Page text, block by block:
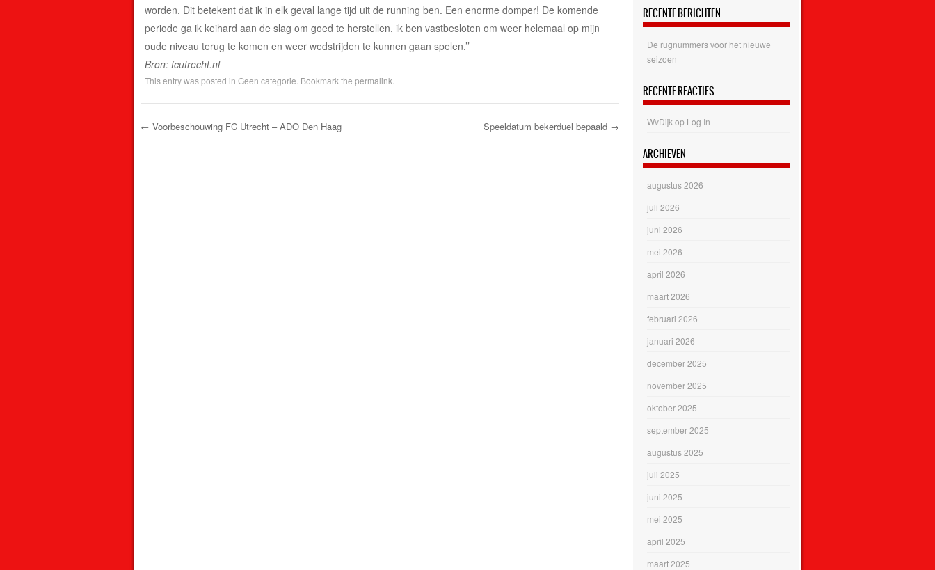
worden. Dit betekent dat ik in elk geval lange tijd uit de running ben. Een enorme domper! De komende
periode ga ik keihard aan de slag om goed te herstellen, ik ben vastbesloten om weer helemaal op mijn
oude niveau terug te komen en weer wedstrijden te kunnen gaan spelen.’’
Bron: fcutrecht.nl
This entry was posted in Geen categorie . Bookmark the permalink
← Voorbeschouwing FC Utrecht – ADO Den Haag Speeldatum bekerduel bepaald →
RECENTE BERICHTEN
De rugnummers voor het nieuwe
seizoen
RECENTE REACTIES
WvDijk op Log In
ARCHIEVEN
augustus 2026
juli 2026
juni 2026
mei 2026
april 2026
maart 2026
februari 2026
januari 2026
december 2025
november 2025
oktober 2025
september 2025
augustus 2025
juli 2025
juni 2025
mei 2025
april 2025
maart 2025